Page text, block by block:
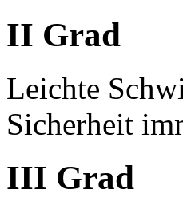
II Grad
Leichte
Sicherheit
III Grad